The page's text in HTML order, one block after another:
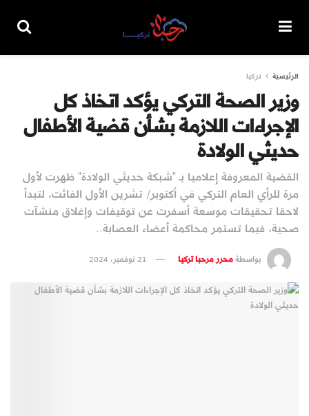
الرئيسية تركيا
وزير الصحة التركي يؤكد اتخاذ كل
الإجراءات اللازمة بشأن قضية الأطفال
حديثي الولادة
القضية المعروفة إعلاميا بـ "شبكة حديثي الولادة" ظهرت لأول
مرة للرأي العام التركي في أكتوبر/ تشرين الأول الفائت، لتبدأ
لاحقا تحقيقات موسعة أسفرت عن توقيفات وإغلاق منشآت
صحية، فيما تستمر محاكمة أعضاء العصابة..
بواسطةمحرر مرحبا تركيا 21 نوفمبر، 2024